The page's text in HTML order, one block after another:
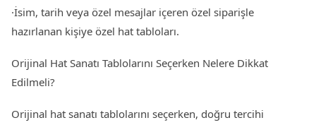
·İsim, tarih veya özel mesajlar içeren özel siparişle
hazırlanan kişiye özel hat tabloları.
Orijinal Hat Sanatı Tablolarını Seçerken Nelere Dikkat
Edilmeli?
Orijinal hat sanatı tablolarını seçerken, doğru tercihi